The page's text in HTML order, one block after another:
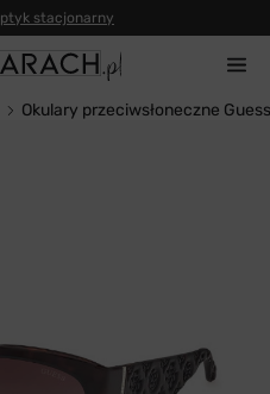
Okulary przeciwsłoneczne